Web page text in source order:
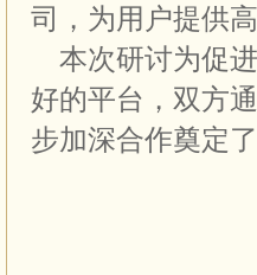
司，为用户提供
本次研讨为促
好的平台，双方
步加深合作奠定